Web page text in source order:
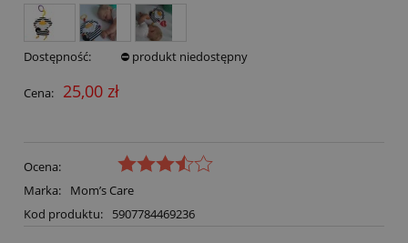
Dostępność: ⛔ produkt niedostępny
Cena: 25,00 zł
Ocena:
Marka:
Mom’s Care
Kod produktu:
5907784469236